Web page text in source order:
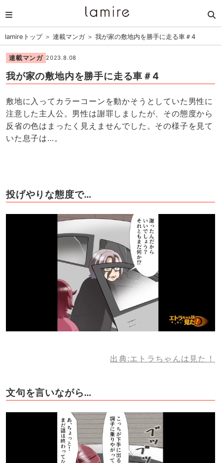
lamireトップ＞ 連載マンガ＞ 我が家の敷地内を勝手に走る車＃4
連載マンガ 2023.8.08
我が家の敷地内を勝手に走る車＃4
敷地に入ってカラーコーンを動かそうとしていた男性に
注意した主人公。男性は謝罪しましたが、その態度から
反省の色はまったく見えませんでした。その様子を見て
いた息子は…。
投げやりな態度で…
出典:エトラちゃんは見た！
文句を言いながら…